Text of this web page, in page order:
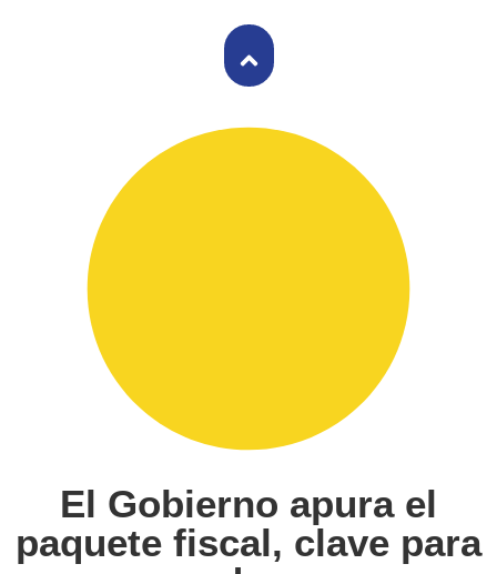
El Gobierno apura el
paquete fiscal, clave para